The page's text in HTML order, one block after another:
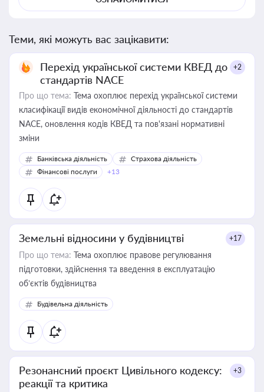
Теми, які можуть вас зацікавити:
Перехід української системи КВЕД до
стандартів NACE
+2
Про що тема: Тема охоплює перехід української системи
класифікації видів економічної діяльності до стандартів
NACE, оновлення кодів КВЕД та пов'язані нормативні
зміни
Банківська діяльність
Страхова діяльність
Фінансові послуги
+13
Земельні відносини у будівництві +17
Про що тема: Тема охоплює правове регулювання
підготовки, здійснення та введення в експлуатацію
об’єктів будівництва
Будівельна діяльність
Резонансний проєкт Цивільного кодексу:
реакції та критика
+3